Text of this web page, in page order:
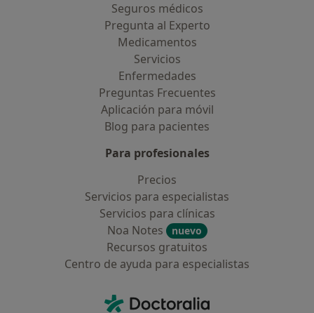
Seguros médicos
Pregunta al Experto
Medicamentos
Servicios
Enfermedades
Preguntas Frecuentes
Aplicación para móvil
Blog para pacientes
Para profesionales
Precios
Servicios para especialistas
Servicios para clínicas
Noa Notes
nuevo
Recursos gratuitos
Centro de ayuda para especialistas
Doctoralia - Página de inicio